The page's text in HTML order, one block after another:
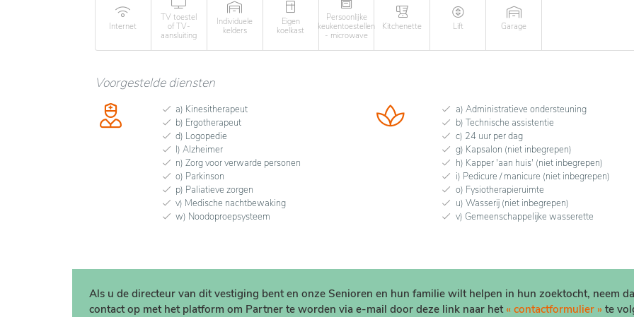
Internet
TV toestel
of TV-
aansluiting
Individuele
kelders
Eigen
koelkast
Persoonlijke
keukentoestellen
- microwave
Kitchenette Lift Garage
Voorgestelde diensten
a) Kinesitherapeut
b) Ergotherapeut
d) Logopedie
l) Alzheimer
n) Zorg voor verwarde personen
o) Parkinson
p) Paliatieve zorgen
v) Medische nachtbewaking
w) Noodoproepsysteem
a) Administratieve ondersteuning
b) Technische assistentie
c) 24 uur per dag
g) Kapsalon (niet inbegrepen)
h) Kapper 'aan huis' (niet inbegrepen)
i) Pedicure / manicure (niet inbegrepen)
o) Fysiotherapieruimte
u) Wasserij (niet inbegrepen)
v) Gemeenschappelijke wasserette
Als u de directeur van dit vestiging bent en onze Senioren en hun familie wilt helpen in hun zoektocht, neem
contact op met het platform om Partner te worden via e-mail door deze link naar het « contactformulier » te